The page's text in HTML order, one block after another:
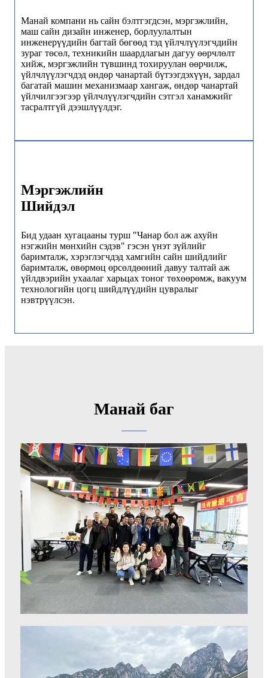
Манай компани нь сайн бэлтгэгдсэн, мэргэжлийн,
маш сайн дизайн инженер, борлуулалтын
инженерүүдийн багтай бөгөөд тэд үйлчлүүлэгчдийн
зураг төсөл, техникийн шаардлагын дагуу өөрчлөлт
хийж, мэргэжлийн түвшинд тохируулан өөрчилж,
үйлчлүүлэгчдэд өндөр чанартай бүтээгдэхүүн, зардал
багатай машин механизмаар хангаж, өндөр чанартай
үйлчилгээгээр үйлчлүүлэгчдийн сэтгэл ханамжийг
тасралтгүй дээшлүүлдэг.
Мэргэжлийн
Шийдэл
Бид удаан хугацааны турш "Чанар бол аж ахуйн
нэгжийн мөнхийн сэдэв" гэсэн үнэт зүйлийг
баримталж, хэрэглэгчдэд хамгийн сайн шийдлийг
баримталж, өвөрмөц өрсөлдөөний давуу талтай аж
үйлдвэрийн ухаалаг харьцах тоног төхөөрөмж, вакуум
технологийн цогц шийдлүүдийн цувралыг
нэвтрүүлсэн.
Манай баг